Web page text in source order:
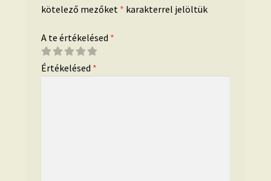
kötelező mezőket * karakterrel jelöltük
A te értékelésed *
Értékelésed *